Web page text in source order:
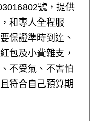
號，提供
和專人全程服
保證準時到達、
包及小費雜支，
不受氣、不害怕
符合自己預算期